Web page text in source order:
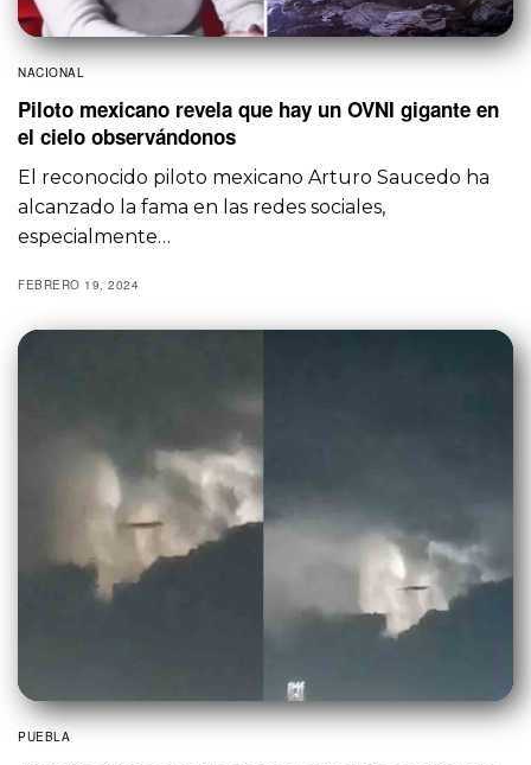
NACIONAL
Piloto mexicano revela que hay un OVNI gigante en
el cielo observándonos
El reconocido piloto mexicano Arturo Saucedo ha
alcanzado la fama en las redes sociales,
especialmente…
FEBRERO 19, 2024
PUEBLA